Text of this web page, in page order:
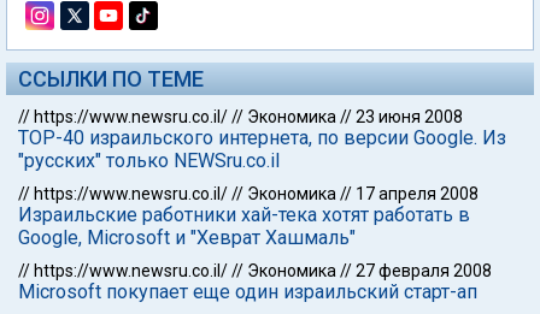
ССЫЛКИ ПО ТЕМЕ
// https://www.newsru.co.il/// Экономика //23 июня 2008
TOP-40 израильского интернета, по версии Google. Из
"русских" только NEWSru.co.il
// https://www.newsru.co.il/// Экономика // 17 апреля 2008
Израильские работники хай-тека хотят работать в
Google, Microsoft и "Хеврат Хашмаль"
// https://www.newsru.co.il/// Экономика //27 февраля 2008
Microsoft покупает еще один израильский старт-ап